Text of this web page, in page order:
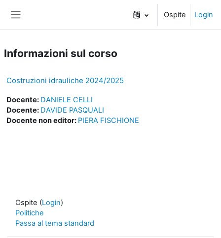
Ospite Login
Informazioni sul corso
Costruzioni idrauliche 2024/2025
Docente: DANIELE CELLI
Docente: DAVIDE PASQUALI
Docente non editor: PIERA FISCHIONE
Ospite (Login)
Politiche
Passa al tema standard